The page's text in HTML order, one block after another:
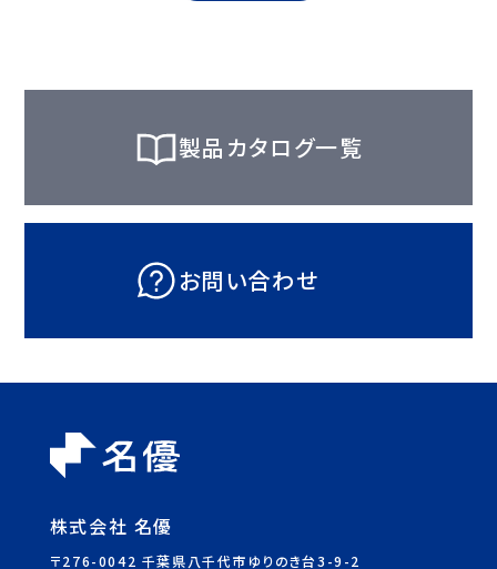
製品カタログ一覧
お問い合わせ
株式会社 名優
〒276-0042 千葉県八千代市ゆりのき台3-9-2